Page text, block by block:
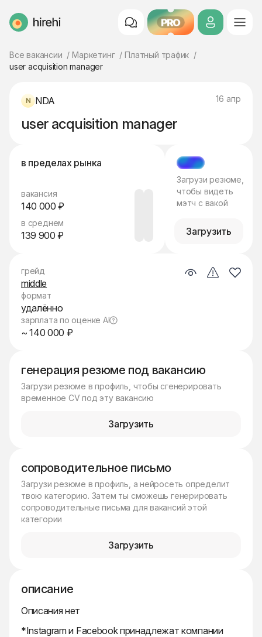
HireHi PRO
Все вакансии Маркетинг
Платный трафик
user acquisition manager
NDA 16 апр
user acquisition manager
в пределах рынка
вакансия
140 000 ₽
в среднем
139 900 ₽
МЭТЧ
Загрузи резюме,
чтобы видеть
мэтч с вакой
Загрузить
генерация резюме под вакансию
Загрузи резюме в профиль, чтобы сгенерировать
временное CV под эту вакансию
Загрузить
сопроводительное письмо
Загрузи резюме в профиль, а нейросеть определит
твою категорию. Затем ты сможешь генерировать
сопроводительные письма для вакансий этой
категории
Загрузить
описание
Описания нет
*Instagram и Facebook принадлежат компании
грейд
middle
формат
удалённо
зарплата по оценке AI
~ 140 000 ₽